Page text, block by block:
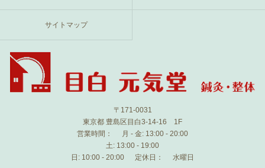
サイトマップ
〒171-0031
東京都 豊島区目白3-14-16 1F
営業時間：
月 - 金: 13:00 - 20:00
土: 13:00 - 19:00
日: 10:00 - 20:00
定休日： 水曜日